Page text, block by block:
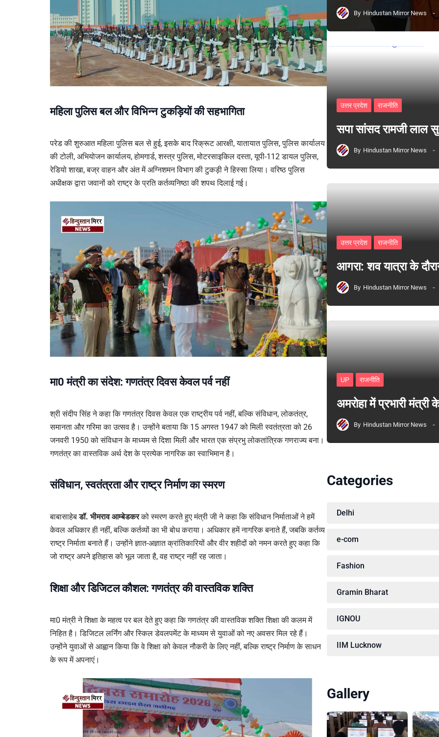
महिला पुलिस बल और विभिन्न टुकड़ियों की सहभागिता
परेड की शुरुआत महिला पुलिस बल से हुई, इसके बाद रिक्रूट आरक्षी, यातायात पुलिस, पुलिस कार्यालय
की टोली, अभियोजन कार्यालय, होमगार्ड, शस्त्र पुलिस, मोटरसाइकिल दस्ता, यूपी-112 डायल पुलिस,
रेडियो शाखा, बज्र वाहन और अंत में अग्निशमन विभाग की टुकड़ी ने हिस्सा लिया। वरिष्ठ पुलिस
अधीक्षक द्वारा जवानों को राष्ट्र के प्रति कर्तव्यनिष्ठा की शपथ दिलाई गई।
मा0 मंत्री का संदेश: गणतंत्र दिवस केवल पर्व नहीं
श्री संदीप सिंह ने कहा कि गणतंत्र दिवस केवल एक राष्ट्रीय पर्व नहीं, बल्कि संविधान, लोकतंत्र,
समानता और गरिमा का उत्सव है। उन्होंने बताया कि 15 अगस्त 1947 को मिली स्वतंत्रता को 26
जनवरी 1950 को संविधान के माध्यम से दिशा मिली और भारत एक संप्रभु लोकतांत्रिक गणराज्य बना।
गणतंत्र का वास्तविक अर्थ देश के प्रत्येक नागरिक का स्वाभिमान है।
संविधान, स्वतंत्रता और राष्ट्र निर्माण का स्मरण
बाबासाहेबडॉ. भीमराव आम्बेडकरको स्मरण करते हुए मंत्री जी ने कहा कि संविधान निर्माताओं ने हमें
केवल अधिकार ही नहीं, बल्कि कर्तव्यों का भी बोध कराया। अधिकार हमें नागरिक बनाते हैं, जबकि कर्तव्य
राष्ट्र निर्माता बनाते हैं। उन्होंने ज्ञात-अज्ञात क्रांतिकारियों और वीर शहीदों को नमन करते हुए कहा कि
जो राष्ट्र अपने इतिहास को भूल जाता है, वह राष्ट्र नहीं रह जाता।
शिक्षा और डिजिटल कौशल: गणतंत्र की वास्तविक शक्ति
मा0 मंत्री ने शिक्षा के महत्व पर बल देते हुए कहा कि गणतंत्र की वास्तविक शक्ति शिक्षा की कलम में
निहित है। डिजिटल लर्निंग और स्किल डेवलपमेंट के माध्यम से युवाओं को नए अवसर मिल रहे हैं।
उन्होंने युवाओं से आह्वान किया कि वे शिक्षा को केवल नौकरी के लिए नहीं, बल्कि राष्ट्र निर्माण के साधन
के रूप में अपनाएं।
By Hindustan Mirror News
उत्तर प्रदेश राजनीति
सपा सांसद रामजी लाल
By Hindustan Mirror News
उत्तर प्रदेश राजनीति
आगरा: शव यात्रा के
By Hindustan Mirror News
UP राजनीति
अमरोहा में प्रभारी
By Hindustan Mirror News
Categories
Delhi
e-com
Fashion
Gramin Bharat
IGNOU
IIM Lucknow
Gallery